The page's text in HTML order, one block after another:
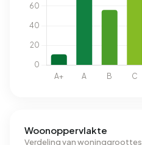
Woonoppervlakte
Verdeling van woninggroottes